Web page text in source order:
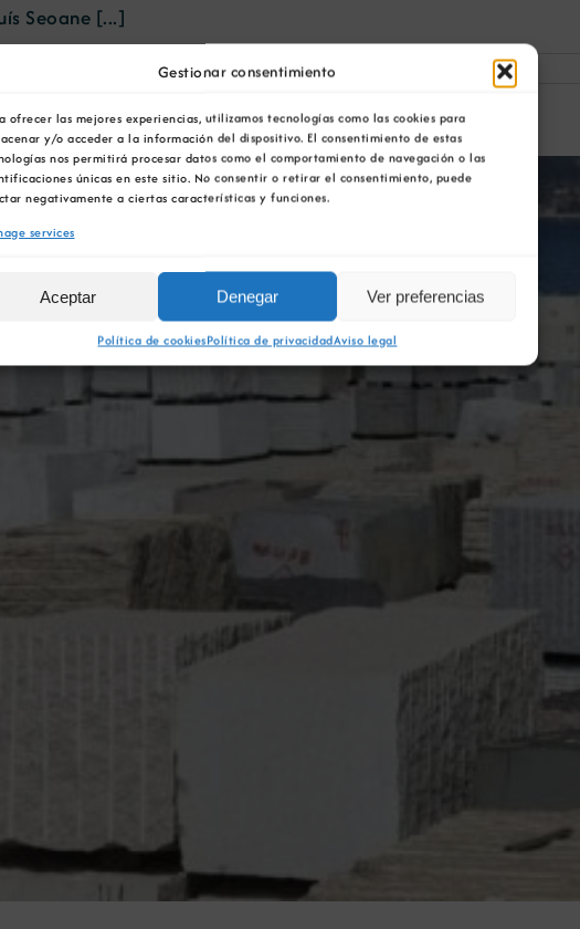
Gestionar consentimiento
ofrecer las mejores experiencias, utilizamos tecnologías como las cookies para
y/o acceder a la información del dispositivo. El consentimiento de estas
nos permitirá procesar datos como el comportamiento de navegación o las
únicas en este sitio. No consentir o retirar el consentimiento, puede
negativamente a ciertas características y funciones.
services
Aceptar Denegar Ver preferencias
Política de cookiesPolítica de privacidadAviso legal
Seoane [...]